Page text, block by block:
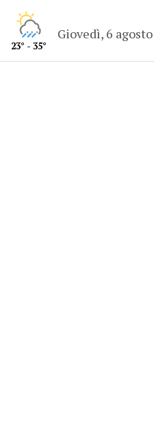
23° - 35°
Giovedì, 6